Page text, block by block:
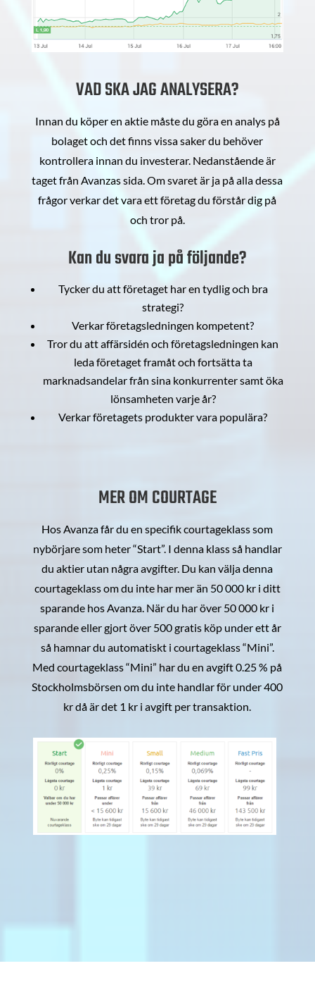
VAD SKA JAG ANALYSERA?
Innan du köper en aktie måste du göra en analys på
bolaget och det finns vissa saker du behöver
kontrollera innan du investerar. Nedanstående är
taget från Avanzas sida. Om svaret är ja på alla dessa
frågor verkar det vara ett företag du förstår dig på
och tror på.
Kan du svara ja på följande?
Tycker du att företaget har en tydlig och bra
strategi?
Verkar företagsledningen kompetent?
Tror du att affärsidén och företagsledningen kan
leda företaget framåt och fortsätta ta
marknadsandelar från sina konkurrenter samt öka
lönsamheten varje år?
Verkar företagets produkter vara populära?
MER OM COURTAGE
Hos Avanza får du en specifik courtageklass som
nybörjare som heter “Start”. I denna klass så handlar
du aktier utan några avgifter. Du kan välja denna
courtageklass om du inte har mer än 50 000 kr i ditt
sparande hos Avanza. När du har över 50 000 kr i
sparande eller gjort över 500 gratis köp under ett år
så hamnar du automatiskt i courtageklass “Mini”.
Med courtageklass “Mini” har du en avgift 0.25 % på
Stockholmsbörsen om du inte handlar för under 400
kr då är det 1 kr i avgift per transaktion.